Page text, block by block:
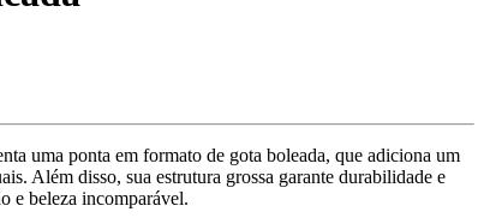
uma ponta em formato de gota boleada, que adiciona um
Além disso, sua estrutura grossa garante durabilidade e
e beleza incomparável.